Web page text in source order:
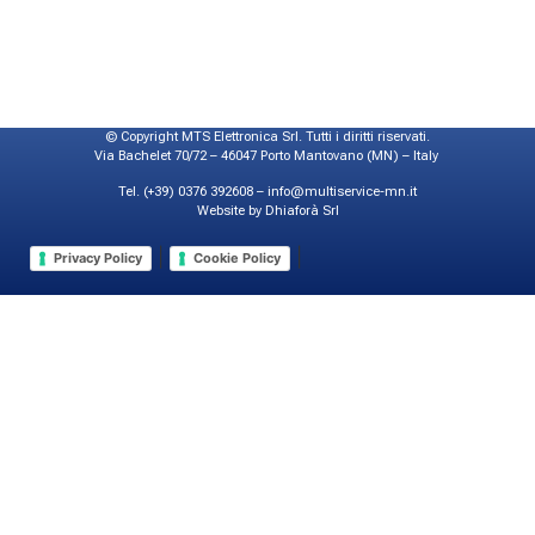
© Copyright MTS Elettronica Srl. Tutti i diritti riservati.
Via Bachelet 70/72 – 46047 Porto Mantovano (MN) – Italy
Tel. (+39) 0376 392608 – info@multiservice-mn.it
Website by Dhiaforà Srl
Privacy Policy | Cookie Policy